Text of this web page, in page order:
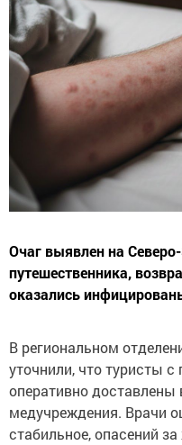
Очаг выявлен на
путешественника,
оказались
В региональном
уточнили, что туристы
оперативно
медучреждения. Врачи
стабильное, опасений